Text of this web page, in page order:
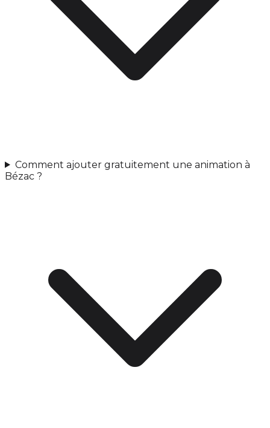
Comment ajouter gratuitement une animation à
Bézac ?